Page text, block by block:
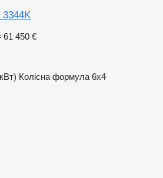
61 450 €
Колісна формула 6x4